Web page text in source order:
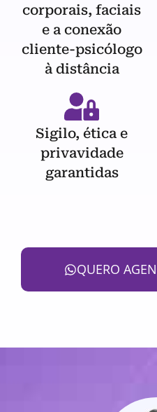
corporais, faciais
e a conexão
cliente-psicólogo
à distância
Sigilo, ética e
privavidade
garantidas
QUERO